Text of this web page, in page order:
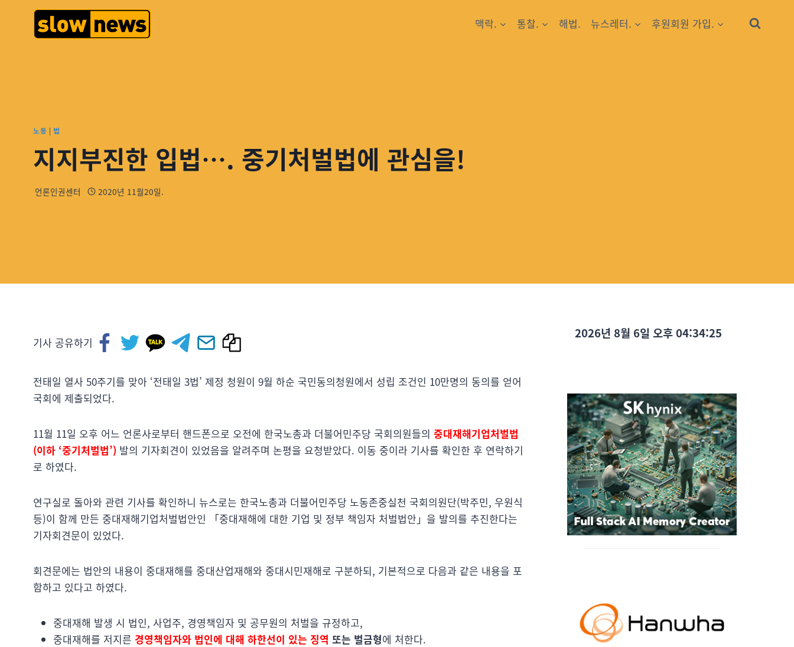
맥락. 통찰. 해법. 뉴스레터. 후원회원 가입.
노동 | 법
지지부진한 입법…. 중기처벌법에 관심을!
언론인권센터 2020년 11월20일.
기사 공유하기
전태일 열사 50주기를 맞아 ‘전태일 3법’ 제정 청원이 9월 하순 국민동의청원에서 성립 조건인 10만명의 동의를 얻어
국회에 제출되었다.
11월 11일 오후 어느 언론사로부터 핸드폰으로 오전에 한국노총과 더불어민주당 국회의원들의 중대재해기업처벌법
(이하 ‘중기처벌법’) 발의 기자회견이 있었음을 알려주며 논평을 요청받았다. 이동 중이라 기사를 확인한 후 연락하기
로 하였다.
연구실로 돌아와 관련 기사를 확인하니 뉴스로는 한국노총과 더불어민주당 노동존중실천 국회의원단(박주민, 우원식
등)이 함께 만든 중대재해기업처벌법안인 「중대재해에 대한 기업 및 정부 책임자 처벌법안」을 발의를 추진한다는
기자회견문이 있었다.
회견문에는 법안의 내용이 중대재해를 중대산업재해와 중대시민재해로 구분하되, 기본적으로 다음과 같은 내용을 포
함하고 있다고 하였다.
중대재해 발생 시 법인, 사업주, 경영책임자 및 공무원의 처벌을 규정하고,
중대재해를 저지른 경영책임자와 법인에 대해 하한선이 있는 징역 또는 벌금형에 처한다.
2026년 8월 6일 오후 04:34:26